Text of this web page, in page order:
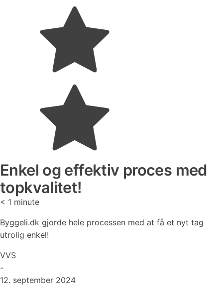
Enkel og effektiv proces med
topkvalitet!
< 1 minute
Byggeli.dk gjorde hele processen med at få et nyt tag
utrolig enkel!
VVS
-
12. september 2024